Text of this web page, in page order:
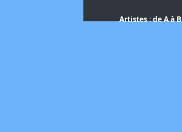
Artistes : de A à B